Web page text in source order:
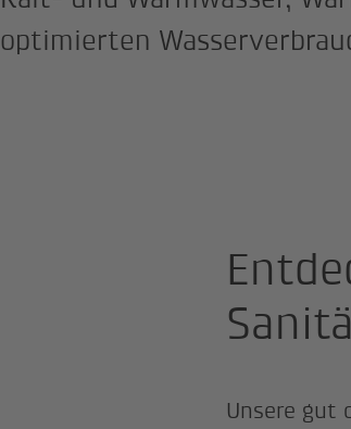
optimierten
Unsere gut